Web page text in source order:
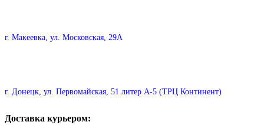
г. Макеевка, ул. Московская, 29А
г. Донецк, ул. Первомайская, 51 литер А-5 (ТРЦ Континент)
Доставка курьером: